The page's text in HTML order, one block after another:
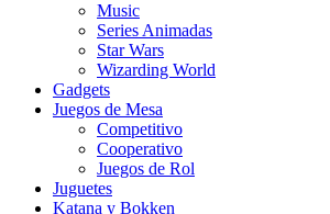
Music
Series Animadas
Star Wars
Wizarding World
Gadgets
Juegos de Mesa
Competitivo
Cooperativo
Juegos de Rol
Juguetes
Katana y Bokken